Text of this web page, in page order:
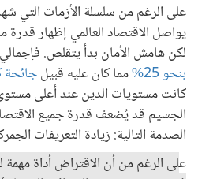
يواصل الاقتصاد العالمي إظهار
لكن هامش الأمان بدأ يتقلص. فإجمالي
بنحو 25%
مما كان عليه قبيلجائحة
كانت مستويات الدين عند أعلى
الجسيم قد يُضعف قدرة جميع
الصدمة التالية: زيادة التعريفات
على الرغم من أن الاقتراض أداة مهمة